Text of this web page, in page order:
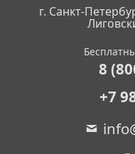
г. Санкт-
8
+7